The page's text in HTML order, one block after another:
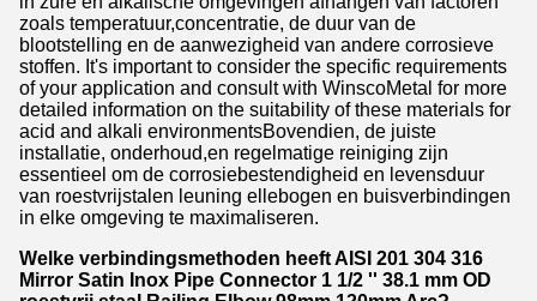
zoals temperatuur,concentratie, de duur van de
blootstelling en de aanwezigheid van andere corrosieve
stoffen. It's important to consider the specific requirements
of your application and consult with WinscoMetal for more
detailed information on the suitability of these materials for
acid and alkali environmentsBovendien, de juiste
installatie, onderhoud,en regelmatige reiniging zijn
essentieel om de corrosiebestendigheid en levensduur
van roestvrijstalen leuning ellebogen en buisverbindingen
in elke omgeving te maximaliseren.
Welke verbindingsmethoden heeft AISI 201 304 316
Mirror Satin Inox Pipe Connector 1 1/2 '' 38.1 mm OD